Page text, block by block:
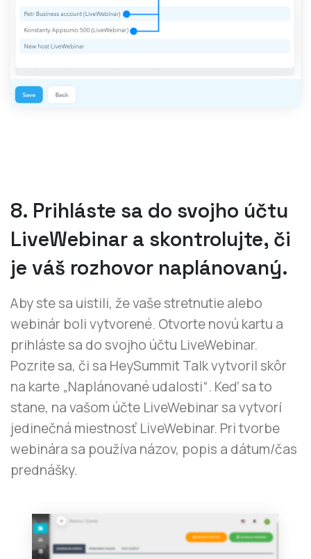
8. Prihláste sa do svojho účtu
LiveWebinar a skontrolujte, či
je váš rozhovor naplánovaný.
Aby ste sa uistili, že vaše stretnutie alebo
webinár boli vytvorené. Otvorte novú kartu a
prihláste sa do svojho účtu LiveWebinar.
Pozrite sa, či sa HeySummit Talk vytvoril skôr
na karte „Naplánované udalosti“. Keď sa to
stane, na vašom účte LiveWebinar sa vytvorí
jedinečná miestnosť LiveWebinar. Pri tvorbe
webinára sa používa názov, popis a dátum/čas
prednášky.